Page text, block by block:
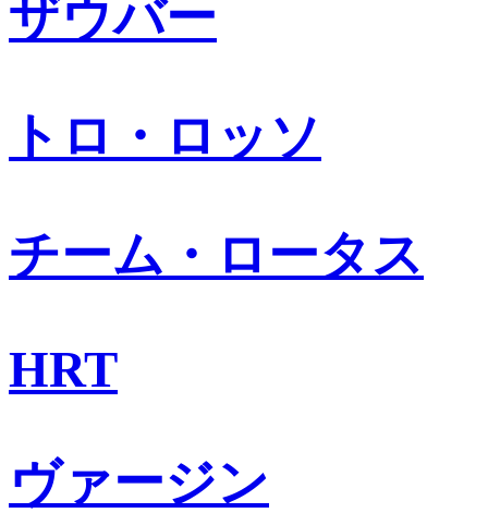
ザウバー
トロ・ロッソ
チーム・ロータス
HRT
ヴァージン